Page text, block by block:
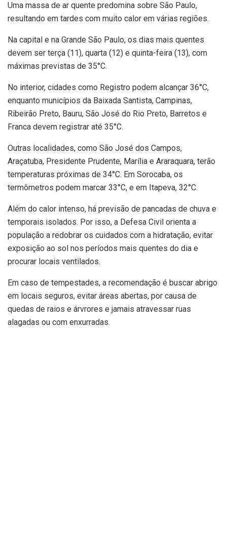
Uma massa de ar quente predomina sobre São Paulo,
resultando em tardes com muito calor em várias regiões.
Na capital e na Grande São Paulo, os dias mais quentes
devem ser terça (11), quarta (12) e quinta-feira (13), com
máximas previstas de 35°C.
No interior, cidades como Registro podem alcançar 36°C,
enquanto municípios da Baixada Santista, Campinas,
Ribeirão Preto, Bauru, São José do Rio Preto, Barretos e
Franca devem registrar até 35°C.
Outras localidades, como São José dos Campos,
Araçatuba, Presidente Prudente, Marília e Araraquara, terão
temperaturas próximas de 34°C. Em Sorocaba, os
termômetros podem marcar 33°C, e em Itapeva, 32°C.
Além do calor intenso, há previsão de pancadas de chuva e
temporais isolados. Por isso, a Defesa Civil orienta a
população a redobrar os cuidados com a hidratação, evitar
exposição ao sol nos períodos mais quentes do dia e
procurar locais ventilados.
Em caso de tempestades, a recomendação é buscar abrigo
em locais seguros, evitar áreas abertas, por causa de
quedas de raios e árvrores e jamais atravessar ruas
alagadas ou com enxurradas.